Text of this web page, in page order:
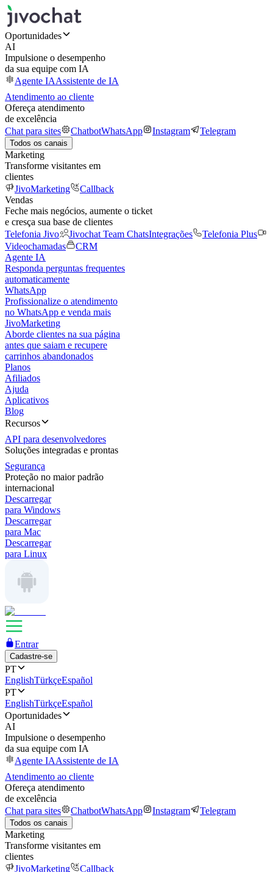
Oportunidades
AI
Impulsione o desempenho
da sua equipe com IA
Agente IAAssistente de IA
Atendimento ao cliente
Ofereça atendimento
de excelência
Chat para sites
ChatbotWhatsApp Instagram Telegram
Todos os canais
Marketing
Transforme visitantes em
clientes
JivoMarketing
Callback
Vendas
Feche mais negócios, aumente o ticket
e cresça sua base de clientes
Telefonia Jivo
Jivochat Team ChatsIntegrações
Telefonia Plus
Videochamadas
CRM
Agente IA
Responda perguntas frequentes
automaticamente
WhatsApp
Profissionalize o atendimento
no WhatsApp e venda mais
JivoMarketing
Aborde clientes na sua página
antes que saiam e recupere
carrinhos abandonados
Planos
Afiliados
Ajuda
Aplicativos
Blog
Recursos
API para desenvolvedores
Soluções integradas e prontas
Segurança
Proteção no maior padrão
internacional
Descarregar
para Windows
Descarregar
para Mac
Descarregar
para Linux
Entrar
Cadastre-se
PT
EnglishTürkçeEspañol
PT
EnglishTürkçeEspañol
Oportunidades
AI
Impulsione o desempenho
da sua equipe com IA
Agente IAAssistente de IA
Atendimento ao cliente
Ofereça atendimento
de excelência
Chat para sites
ChatbotWhatsApp Instagram Telegram
Todos os canais
Marketing
Transforme visitantes em
clientes
JivoMarketing
Callback